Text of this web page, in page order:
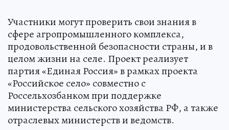
Участники могут проверить свои знания в
сфере агропромышленного комплекса,
продовольственной безопасности страны, и в
целом жизни на селе. Проект реализует
партия «Единая Россия» в рамках проекта
«Российское село» совместно с
Россельхозбанком при поддержке
министерства сельского хозяйства РФ, а также
отраслевых министерств и ведомств.